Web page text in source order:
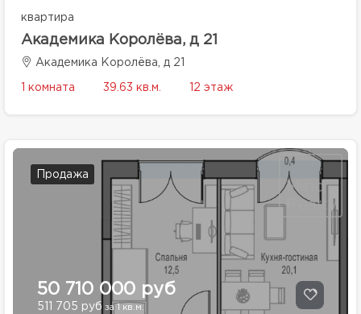
квартира
Академика Королёва, д 21
Академика Королёва, д 21
1 комната 39.63 кв.м. 12 этаж
Продажа
50 710 000 руб
511 705 руб за 1 кв.м.